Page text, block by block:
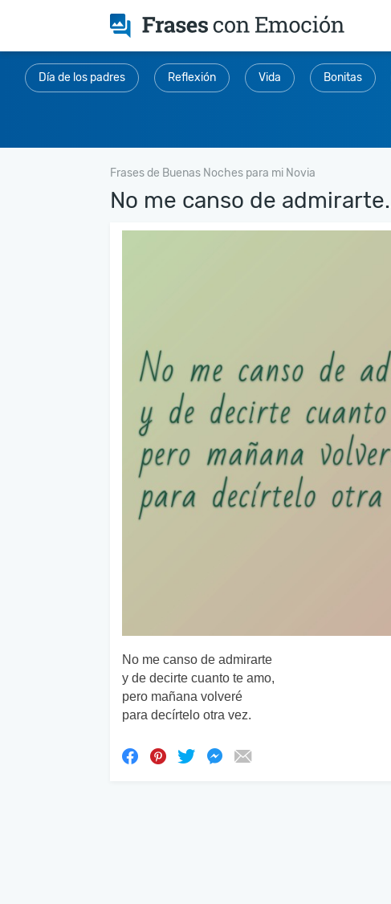
Día de los padres Reflexión Vida Bonitas
Frases de Buenas Noches para mi Novia
No me canso de
No me canso de admirarte
y de decirte cuanto te amo,
pero mañana volveré
para decírtelo otra vez.